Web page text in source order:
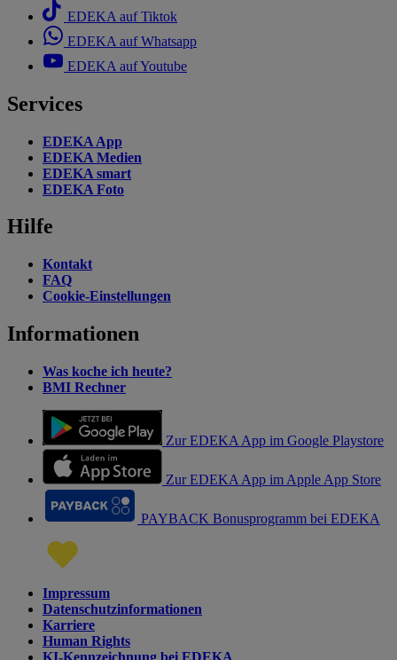
EDEKA auf Tiktok
EDEKA auf Whatsapp
EDEKA auf Youtube
Services
EDEKA App
EDEKA Medien
EDEKA smart
EDEKA Foto
Hilfe
Kontakt
FAQ
Cookie-Einstellungen
Informationen
Was koche ich heute?
BMI Rechner
Zur EDEKA App im Google Playstore
Zur EDEKA App im Apple App Store
PAYBACK Bonusprogramm bei EDEKA
Impressum
Datenschutzinformationen
Karriere
Human Rights